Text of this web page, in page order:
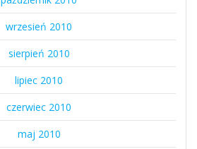
wrzesień 2010
sierpień 2010
lipiec 2010
czerwiec 2010
maj 2010